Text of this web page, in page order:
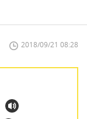
2018/09/21 08:28